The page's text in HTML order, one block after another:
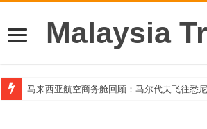
Malaysia
马来西亚航空商务舱回顾：马尔代夫飞往悉尼